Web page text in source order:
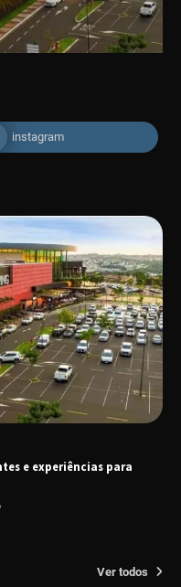
instagram
e experiências para
Ver todos
arte, cultura e
em dois dias de
é o tema da roda de
e a produtora do
à Uberlândia após
2025